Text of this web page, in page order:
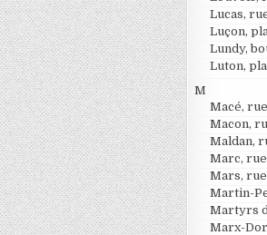
Lucas,
Luçon,
Lundy,
Luton,
M
Macé, rue
Macon,
Maldan,
Marc,
Mars,
Martin-
Martyrs
Marx-